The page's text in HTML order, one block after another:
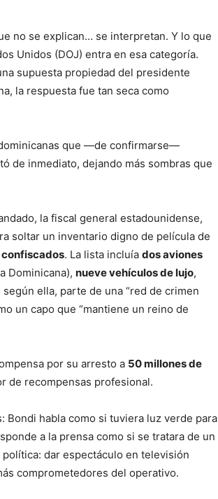
no se explican… se interpretan. Y lo que
Unidos (DOJ) entra en esa categoría.
supuesta propiedad del presidente
la respuesta fue tan seca como
que —de confirmarse—
de inmediato, dejando más sombras que
la fiscal general estadounidense,
soltar un inventario digno de película de
confiscados. La lista incluía dos aviones
Dominicana), nueve vehículos de lujo,
ella, parte de una “red de crimen
un capo que “mantiene un reino de
por su arresto a 50 millones de
de recompensas profesional.
Bondi habla como si tuviera luz verde para
a la prensa como si se tratara de un
dar espectáculo en televisión
comprometedores del operativo.